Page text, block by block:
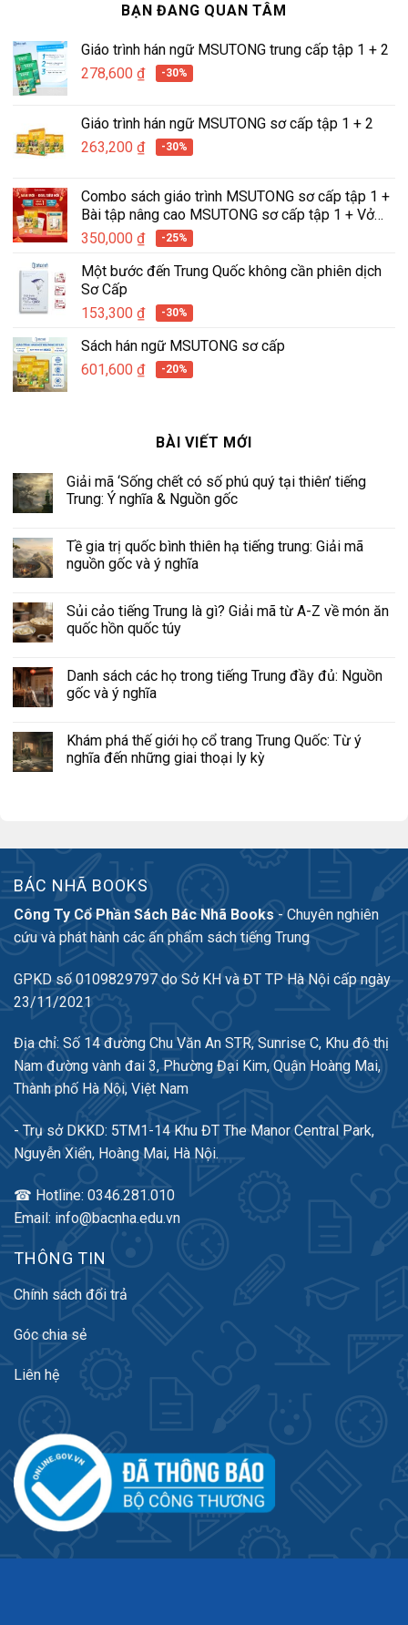
BẠN ĐANG QUAN TÂM
Giáo trình hán ngữ MSUTONG trung cấp tập 1 + 2
278,600 ₫ -30%
Giáo trình hán ngữ MSUTONG sơ cấp tập 1 + 2
263,200 ₫ -30%
Combo sách giáo trình MSUTONG sơ cấp tập 1 +
Bài tập nâng cao MSUTONG sơ cấp tập 1 + Vở
tập viết hán ngữ tích hợp MSUTONG tập 1
350,000 ₫ -25%
Một bước đến Trung Quốc không cần phiên dịch
Sơ Cấp
153,300 ₫ -30%
Sách hán ngữ MSUTONG sơ cấp
601,600 ₫ -20%
BÀI VIẾT MỚI
Giải mã ‘Sống chết có số phú quý tại thiên’ tiếng
Trung: Ý nghĩa & Nguồn gốc
Tề gia trị quốc bình thiên hạ tiếng trung: Giải mã
nguồn gốc và ý nghĩa
Sủi cảo tiếng Trung là gì? Giải mã từ A-Z về món ăn
quốc hồn quốc túy
Danh sách các họ trong tiếng Trung đầy đủ: Nguồn
gốc và ý nghĩa
Khám phá thế giới họ cổ trang Trung Quốc: Từ ý
nghĩa đến những giai thoại ly kỳ
BÁC NHÃ BOOKS
Công Ty Cổ Phần Sách Bác Nhã Books - Chuyên nghiên
cứu và phát hành các ấn phẩm sách tiếng Trung
GPKD số 0109829797 do Sở KH và ĐT TP Hà Nội cấp ngày
23/11/2021
Địa chỉ: Số 14 đường Chu Văn An STR, Sunrise C, Khu đô thị
Nam đường vành đai 3, Phường Đại Kim, Quận Hoàng Mai,
Thành phố Hà Nội, Việt Nam
- Trụ sở DKKD: 5TM1-14 Khu ĐT The Manor Central Park,
Nguyễn Xiển, Hoàng Mai, Hà Nội.
☎ Hotline: 0346.281.010
Email: info@bacnha.edu.vn
THÔNG TIN
Chính sách đổi trả
Góc chia sẻ
Liên hệ